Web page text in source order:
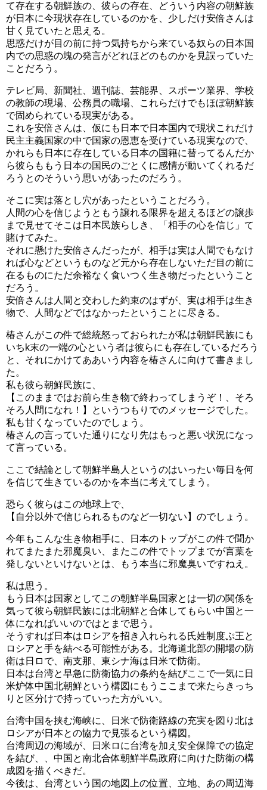
て存在する朝鮮族の、彼らの存在、どういう内容の朝鮮族
が日本に今現状存在しているのかを、少しだけ安倍さんは
甘く見ていたと思える。
思惑だけが目の前に持つ気持ちから来ている奴らの日本国
内での思惑の塊の発言がどれほどのものかを見誤っていた
ことだろう。
テレビ局、新聞社、週刊誌、芸能界、スポーツ業界、学校
の教師の現場、公務員の職場、これらだけでもほぼ朝鮮族
で固められている現実がある。
これを安倍さんは、仮にも日本で日本国内で現状これだけ
民主主義国家の中で国家の恩恵を受けている現実なので、
かれらも日本に存在している日本の国籍に替ってるんだか
ら彼らももう日本の国民のごとくに感情が動いてくれるだ
ろうとのそういう思いがあったのだろう。
そこに実は落とし穴があったということだろう。
人間の心を信じようともう譲れる限界を超えるほどの譲歩
まで見せてそこは日本民族らしき、「相手の心を信じ」て
賭けてみた。
それに懸けた安倍さんだったが、相手は実は人間でもなけ
れば心などというものなど元から存在しないただ目の前に
在るものにただ余裕なく食いつく生き物だったということ
だろう。
安倍さんは人間と交わした約束のはずが、実は相手は生き
物で、人間などではなかったということに尽きる。
椿さんがこの件で総統怒っておられたが私は朝鮮民族にも
いちk末の一端の心という者は彼らにも存在しているだろう
と、それにかけてああいう内容を椿さんに向けて書きまし
た。
私も彼ら朝鮮民族に、
【このままではお前ら生き物で終わってしまうぞ！、そろ
そろ人間になれ！】というつもりでのメッセージでした。
私も甘くなっていたのでしょう。
椿さんの言っていた通りになり先はもっと悪い状況になっ
て言っている。
ここで結論として朝鮮半島人というのはいったい毎日を何
を信じて生きているのかを本当に考えてしまう。
恐らく彼らはこの地球上で、
【自分以外で信じられるものなど一切ない】のでしょう。
今年もこんな生き物相手に、日本のトップがこの件で聞か
れてまたまた邪魔臭い、またこの件でトップまでが言葉を
発しないといけないとは、もう本当に邪魔臭いですねえ。
私は思う。
もう日本は国家としてこの朝鮮半島国家とは一切の関係を
気って彼ら朝鮮民族には北朝鮮と合体してもらい中国と一
体になればいいのではとまで思う。
そうすれば日本はロシアを招き入れられる氏姓制度ぷ王と
ロシアと手を結べる可能性がある。北海道北部の開場の防
衛は日ロで、南支那、東シナ海は日米で防衛。
日本は台湾と早急に防衛協力の条約を結びここで一気に日
米炉体中国北朝鮮という構図にもうここまで来たらきっち
りと区分けで持っていった方がいい。
台湾中国を挟む海峡に、日米で防衛路線の充実を図り北は
ロシアが日本との協力で見張るという構図。
台湾周辺の海域が、日米ロに台湾を加え安全保障での協定
を結び、、中国と南北合体朝鮮半島政府に向けた防衛の構
成図を描くべきだ。
今後は、台湾という国の地図上の位置、立地、あの周辺海